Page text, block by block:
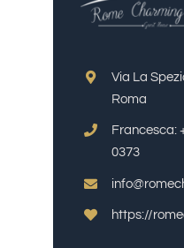
Via La
Roma
Francesca:
0373
https://